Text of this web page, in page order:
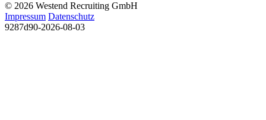
© 2026 Westend Recruiting GmbH
Impressum Datenschutz
9287d90-2026-08-03